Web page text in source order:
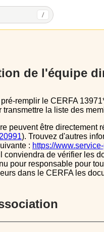
/
de l'équipe
la liste des
peuvent être directement
). Trouvez d'autres
: https://
conviendra de vérifier les
pour responsable pour
dans le CERFA les